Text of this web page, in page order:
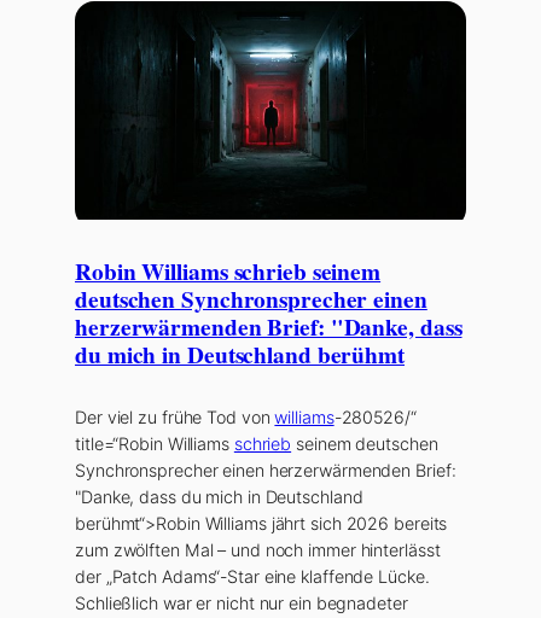
Robin Williams schrieb seinem
deutschen Synchronsprecher einen
herzerwärmenden Brief: "Danke, dass
du mich in Deutschland berühmt
Der viel zu frühe Tod vonwilliams-280526/“
title=“Robin Williams schrieb seinem deutschen
Synchronsprecher einen herzerwärmenden Brief:
"Danke, dass du mich in Deutschland
berühmt“>Robin Williamsjährt sich 2026 bereits
zum zwölften Mal – und noch immer hinterlässt
der „Patch Adams“-Star eine klaffende Lücke.
Schließlich war er nicht nur ein begnadeter